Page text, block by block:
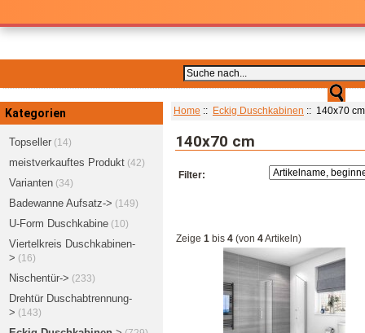
Kategorien
Topseller(14)
meistverkauftes Produkt(42)
Varianten(34)
Badewanne Aufsatz-> (149)
U-Form Duschkabine(10)
Viertelkreis Duschkabinen-
> (16)
Nischentür-> (233)
Drehtür Duschabtrennung-
> (143)
Home :: Eckig Duschkabinen :: 140x70 cm
140x70 cm
Filter:
Zeige1 bis4 (von4Artikeln)